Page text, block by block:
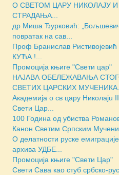
О СВЕТОМ ЦАРУ НИКОЛАЈУ
СТРАДАЊА...
др Миша Ђурковић:
повратак на сав...
Проф Бранислав
КУЋА !...
Промоција књиге "Свети цар"
НАЈАВА ОБЕЛЕЖАВАЊА
СВЕТИХ ЦАРСКИХ
Академија о св цару Николајu
Свети Цар...
100 Година од убиства
Канон Светим Српским
O делатности руске
архива УДБЕ...
Промоција књиге "Свети Цар"
Свети Сава као стуб србско-